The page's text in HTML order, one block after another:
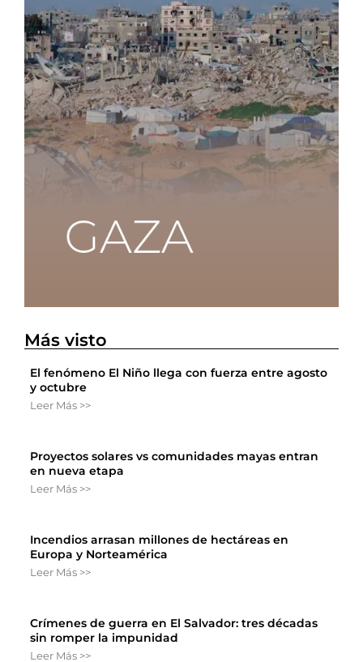
Más visto
El fenómeno El Niño llega con fuerza entre agosto
y octubre
Leer Más >>
Proyectos solares vs comunidades mayas entran
en nueva etapa
Leer Más >>
Incendios arrasan millones de hectáreas en
Europa y Norteamérica
Leer Más >>
Crímenes de guerra en El Salvador: tres décadas
sin romper la impunidad
Leer Más >>